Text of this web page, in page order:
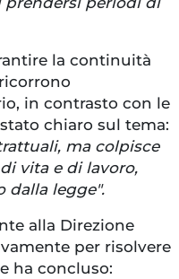
la continuità
in contrasto con le
chiaro sul tema:
ma colpisce
vita e di lavoro,
dalla legge".
alla Direzione
per risolvere
ha concluso: